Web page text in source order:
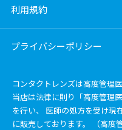
利用規約
プライバシーポリシー
コンタクトレンズは高度管理医
当店は法律に則り「高度管理
を行い、 医師の処方を受け現
に販売しております。 （高度